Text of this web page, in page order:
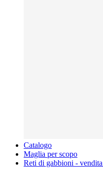
Catalogo
Maglia per scopo
Reti di gabbioni -